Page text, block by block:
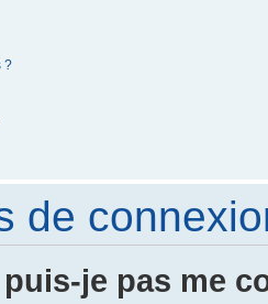
?
de
je pas me